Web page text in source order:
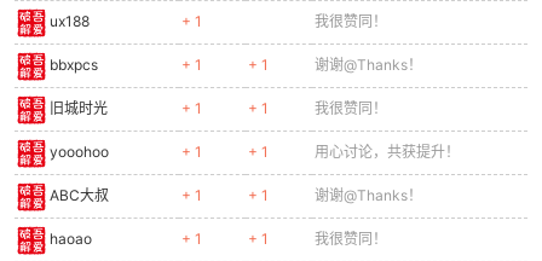
52
ux188 + 1 我很赞同！
bbxpcs + 1 + 1 谢谢@Thanks！
旧城时光 + 1 + 1 我很赞同！
yooohoo + 1 + 1 用心讨论，共获提升！
ABC大叔 + 1 + 1 谢谢@Thanks！
haoao + 1 + 1 我很赞同！